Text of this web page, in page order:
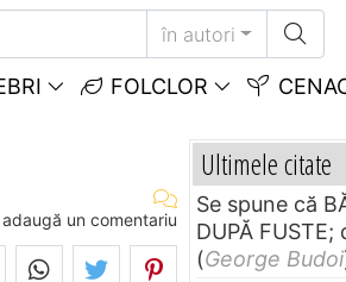
în autori
FOLCLOR
adaugă un comentariu
Ultimele citate
Se spune că
DUPĂ
(George Budoi